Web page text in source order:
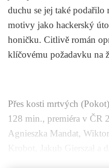
duchu se jej také podařilo
motivy jako hackerský
honičku. Citlivě román
klíčovému požadavku na
Přes kosti mrtvých (Pokot
128 min., premiéra v ČR
Agnieszka Mandat,